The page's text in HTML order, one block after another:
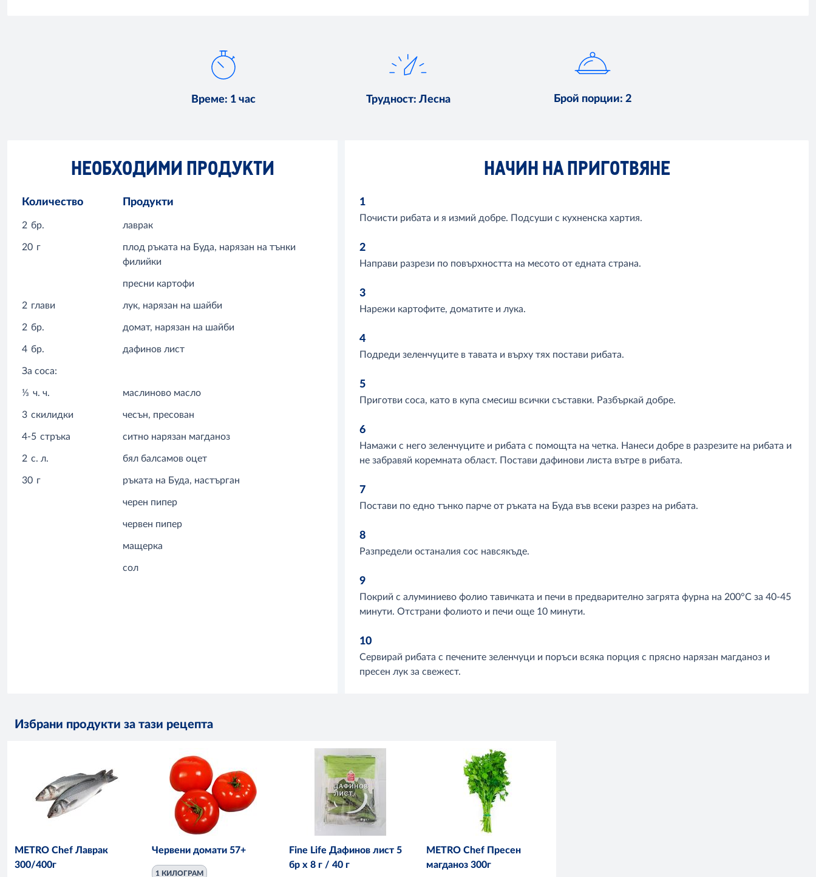
Време: 1 час Трудност: Лесна Брой порции: 2
НЕОБХОДИМИ ПРОДУКТИ
Количество Продукти
2 бр. лаврак
20 г
плод ръката на Буда, нарязан на тънки
филийки
пресни картофи
2 глави лук, нарязан на шайби
2 бр. домат, нарязан на шайби
4 бр. дафинов лист
За соса:
⅓ ч. ч. маслиново масло
3 скилидки чесън, пресован
4-5 стръка ситно нарязан магданоз
2 с. л. бял балсамов оцет
30 г ръката на Буда, настърган
черен пипер
червен пипер
мащерка
сол
НАЧИН НА ПРИГОТВЯНЕ
1
Почисти рибата и я измий добре. Подсуши с кухненска хартия.
2
Направи разрези по повърхността на месото от едната страна.
3
Нарежи картофите, доматите и лука.
4
Подреди зеленчуците в тавата и върху тях постави рибата.
5
Приготви соса, като в купа смесиш всички съставки. Разбъркай добре.
6
Намажи с него зеленчуците и рибата с помощта на четка. Нанеси добре в разрезите на рибата и
не забравяй коремната област. Постави дафинови листа вътре в рибата.
7
Постави по едно тънко парче от ръката на Буда във всеки разрез на рибата.
8
Разпредели останалия сос навсякъде.
9
Покрий с алуминиево фолио тавичката и печи в предварително загрята фурна на 200°С за 40-45
минути. Отстрани фолиото и печи още 10 минути.
10
Сервирай рибата с печените зеленчуци и поръси всяка порция с прясно нарязан магданоз и
пресен лук за свежест.
Избрани продукти за тази рецепта
METRO Chef Лаврак
300/400г
Червени домати 57+
1 КИЛОГРАМ
Fine Life Дафинов лист 5
бр x 8 г / 40 г
METRO Chef Пресен
магданоз 300г